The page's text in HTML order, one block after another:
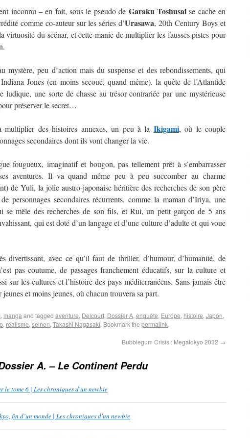
inconnu – en fait, sous le pseudo de Garaku Toshusaise cache en
comme co-auteur sur les séries d’Urasawa, 20th Century Boys et
virtuosité du scénar, et cette manie de multiplier les fausses pistes pour
mystère, peu d’action mais du suspense et des rebondissements, qui
Jones (en moins secoué, quand même). la quête de l’Atlantide
ludique, une sorte de chasse au trésor contrariée par une mystérieuse
préserver le secret…
multiplier des histoires annexes, un peu à la Ikigami, où le couple
secondaires dont ils vont changer la vie.
fougueux, imaginatif et bougon, pas tellement prêt à s’embarrasser
aventures. Il va quand même peu à peu succomber au charme
de Yuli, la jolie austro-japonaise héritière des recherches de son père
personnages secondaires récurrents, comme la maman d’Iriya, une
se mêle des recherches de son fils, et Rui, un petit garçon de 5 ans
qui est doté d’un langage et d’une culture d’adulte et qui voue
divertissant, avec ce qu’il faut de thriller, d’humour, d’humanité, de
pas coutume, de passages franchement éducatifs, sur la culture et
sur les cultures et l’histoire des pays méditerranéens. Sans jamais être
et moins jeunes, où chacun trouvera sa part.
, manga and tagged aventure, Delcourt, Dossier A, enquête, Europe, histoire, Japon,
, réalisme, seinen, Takashi Nagasaki. Bookmark the permalink.
Bubblegum Crisis : Megatokyo 2032 →
A. – Le Continent Perdu
le tome 6 | Les chroniques d'un newbie
fin d’un monde | Les chroniques d'un newbie